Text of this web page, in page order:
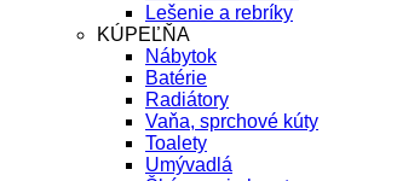
Lešenie a rebríky
KÚPEĽŇA
Nábytok
Batérie
Radiátory
Vaňa, sprchové kúty
Toalety
Umývadlá